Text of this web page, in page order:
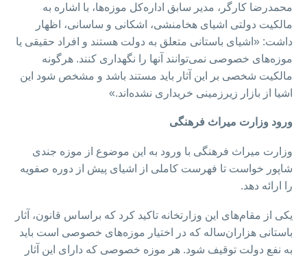
محمدرضا کارگر، مدیر سابق اداره‌کل موزه‌ها، با اشاره به
مالکیت دولتی اشیای هخامنشی، اشکانی و ساسانی، اظهار
داشت: «اشیای باستانی متعلق به دولت هستند و افراد حقیقی یا
موزه‌های خصوصی نمی‌توانند آنها را نگهداری کنند. هرگونه
مالکیت شخصی بر این آثار باید مستند باشد و مشخص شود این
اشیا از بازار زیرزمینی خریداری نشده‌اند.»
ورود وزارت میراث فرهنگی
وزارت میراث فرهنگی با ورود به این موضوع از موزه جندی
شاپور خواست تا فهرست کاملی از اشیای پیش از دوره صفویه
را ارائه دهد.
یکی از مقام‌های این وزارتخانه تاکید کرد که براساس قانون، آثار
باستانی هزاران‌ساله که در اختیار موزه‌های خصوصی است باید
به نفع دولت توقیف شود. هر موزه خصوصی که دارای این آثار